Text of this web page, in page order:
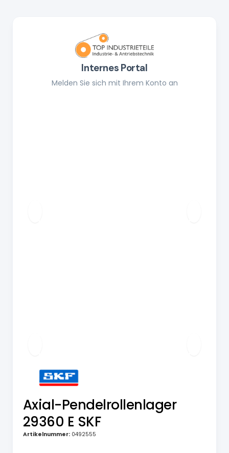
Internes Portal
Melden Sie sich mit Ihrem Konto an
Axial-Pendelrollenlager
29360 E SKF
Artikelnummer: 0492555